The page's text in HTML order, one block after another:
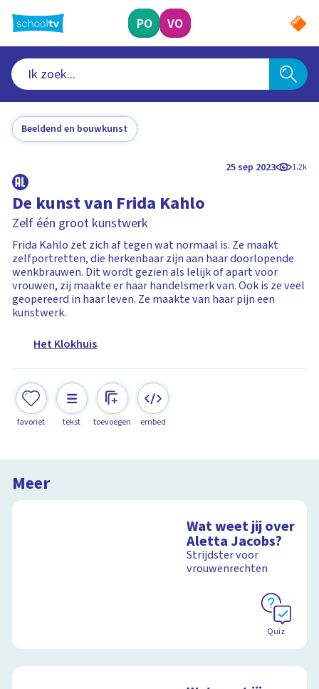
naar
hoofdinhoud
PO VO
Beeldend en bouwkunst
25 sep 2023 1.2k
De kunst van Frida Kahlo
Zelf één groot kunstwerk
Frida Kahlo zet zich af tegen wat normaal is. Ze maakt
zelfportretten, die herkenbaar zijn aan haar doorlopende
wenkbrauwen. Dit wordt gezien als lelijk of apart voor
vrouwen, zij maakte er haar handelsmerk van. Ook is ze veel
geopereerd in haar leven. Ze maakte van haar pijn een
kunstwerk.
Het Klokhuis
favoriet tekst toevoegen embed
Meer
Wat weet jij over
Aletta Jacobs?
Strijdster voor
vrouwenrechten
Quiz